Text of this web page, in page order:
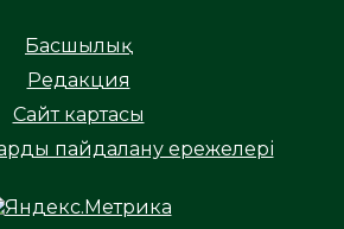
Басшылық
Редакция
Сайт картасы
пайдалану ережелері